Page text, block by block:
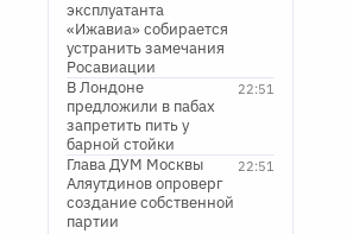
эксплуатанта
«Ижавиа» собирается
устранить замечания
Росавиации
22:51
В Лондоне
предложили в пабах
запретить пить у
барной стойки
22:51
Глава ДУМ Москвы
Аляутдинов опроверг
создание собственной
партии